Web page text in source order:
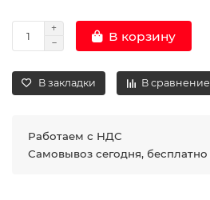
В корзину
В закладки В сравнение
Работаем с НДС
Самовывоз сегодня, бесплатно